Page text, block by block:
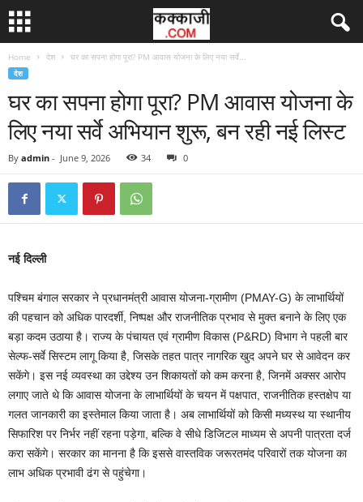
Home देश घर का सपना होगा पूरा? PM आवास योजना के लिए नया सर्वे...
देश
घर का सपना होगा पूरा? PM आवास योजना के
लिए नया सर्वे अभियान शुरू, बन रही नई लिस्ट
By admin - June 9, 2026 34 0
नई दिल्ली
पश्चिम बंगाल सरकार ने प्रधानमंत्री आवास योजना-ग्रामीण (PMAY-G) के लाभार्थियों
की पहचान को अधिक पारदर्शी, निष्पक्ष और राजनीतिक प्रभाव से मुक्त बनाने के लिए एक
बड़ा कदम उठाया है। राज्य के पंचायत एवं ग्रामीण विकास (P&RD) विभाग ने पहली बार
सेल्फ-सर्वे सिस्टम लागू किया है, जिसके तहत पात्र नागरिक खुद अपने घर से आवेदन कर
सकेंगे। इस नई व्यवस्था का उद्देश्य उन शिकायतों को कम करना है, जिनमें अक्सर आरोप
लगाए जाते थे कि आवास योजना के लाभार्थियों के चयन में पक्षपात, राजनीतिक हस्तक्षेप या
गलत जानकारी का इस्तेमाल किया जाता है। अब लाभार्थियों को किसी मध्यस्थ या स्थानीय
सिफारिश पर निर्भर नहीं रहना पड़ेगा, बल्कि वे सीधे डिजिटल माध्यम से अपनी पात्रता दर्ज
करा सकेंगे। सरकार का मानना है कि इससे वास्तविक जरूरतमंद परिवारों तक योजना का
लाभ अधिक प्रभावी ढंग से पहुंचेगा।